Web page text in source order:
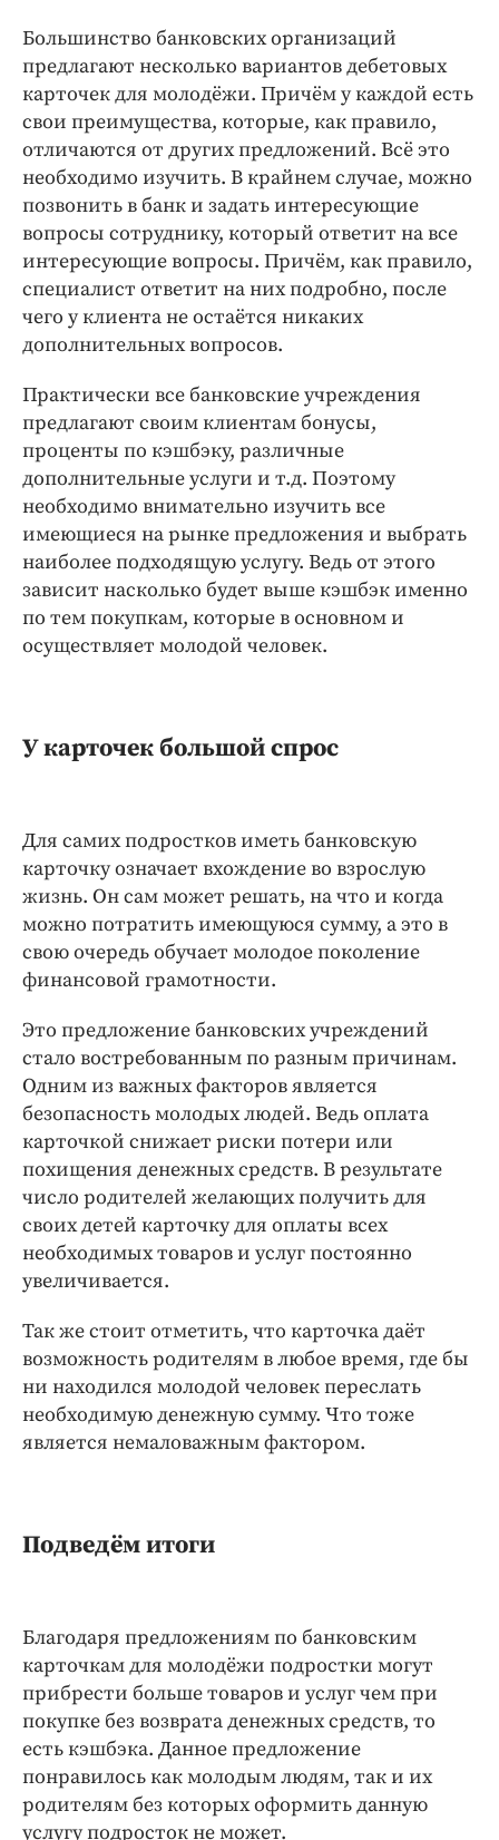
Большинство банковских организаций
предлагают несколько вариантов дебетовых
карточек для молодёжи. Причём у каждой есть
свои преимущества, которые, как правило,
отличаются от других предложений. Всё это
необходимо изучить. В крайнем случае, можно
позвонить в банк и задать интересующие
вопросы сотруднику, который ответит на все
интересующие вопросы. Причём, как правило,
специалист ответит на них подробно, после
чего у клиента не остаётся никаких
дополнительных вопросов.
Практически все банковские учреждения
предлагают своим клиентам бонусы,
проценты по кэшбэку, различные
дополнительные услуги и т.д. Поэтому
необходимо внимательно изучить все
имеющиеся на рынке предложения и выбрать
наиболее подходящую услугу. Ведь от этого
зависит насколько будет выше кэшбэк именно
по тем покупкам, которые в основном и
осуществляет молодой человек.
У карточек большой спрос
Для самих подростков иметь банковскую
карточку означает вхождение во взрослую
жизнь. Он сам может решать, на что и когда
можно потратить имеющуюся сумму, а это в
свою очередь обучает молодое поколение
финансовой грамотности.
Это предложение банковских учреждений
стало востребованным по разным причинам.
Одним из важных факторов является
безопасность молодых людей. Ведь оплата
карточкой снижает риски потери или
похищения денежных средств. В результате
число родителей желающих получить для
своих детей карточку для оплаты всех
необходимых товаров и услуг постоянно
увеличивается.
Так же стоит отметить, что карточка даёт
возможность родителям в любое время, где бы
ни находился молодой человек переслать
необходимую денежную сумму. Что тоже
является немаловажным фактором.
Подведём итоги
Благодаря предложениям по банковским
карточкам для молодёжи подростки могут
прибрести больше товаров и услуг чем при
покупке без возврата денежных средств, то
есть кэшбэка. Данное предложение
понравилось как молодым людям, так и их
родителям без которых оформить данную
услугу подросток не может.